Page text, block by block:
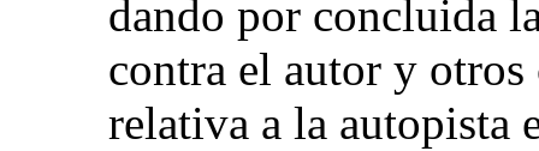
dando por concluida
contra el autor y otros
relativa a la autopista